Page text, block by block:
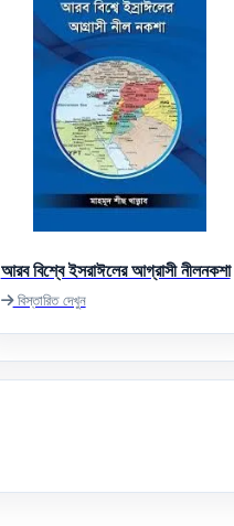
আরব বিশ্বে ইসরাঈলের আগ্রাসী নীলনকশা
বিস্তারিত দেখুন